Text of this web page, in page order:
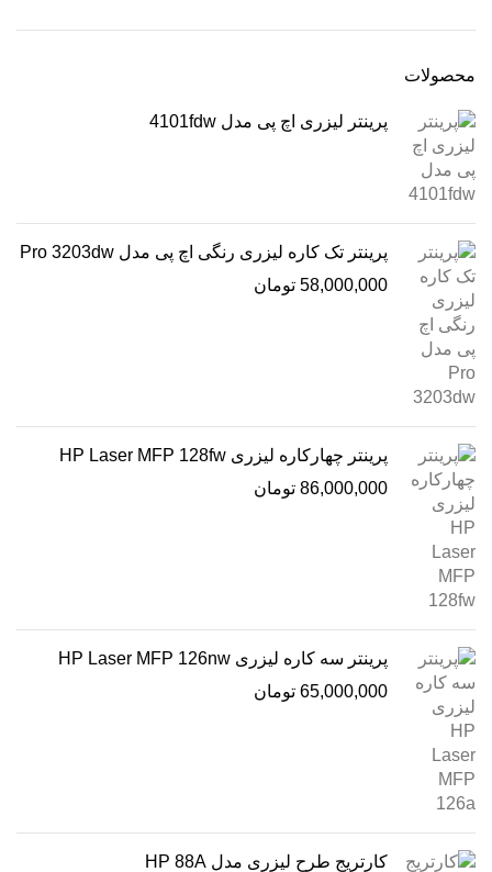
محصولات
پرینتر لیزری اچ پی مدل 4101fdw
پرینتر تک کاره لیزری رنگی اچ پی مدل Pro 3203dw
58,000,000 تومان
پرینتر چهارکاره لیزری HP Laser MFP 128fw
86,000,000 تومان
پرینتر سه کاره لیزری HP Laser MFP 126nw
65,000,000 تومان
کارتریج طرح لیزری مدل HP 88A